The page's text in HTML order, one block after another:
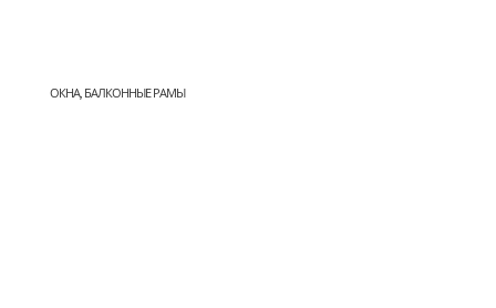
ОКНА, БАЛКОННЫЕ РАМЫ